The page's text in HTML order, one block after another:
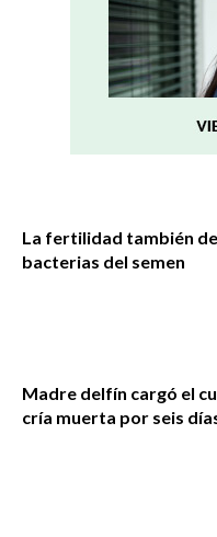
La fertilidad también
bacterias del semen
Madre delfín cargó el
cría muerta por seis